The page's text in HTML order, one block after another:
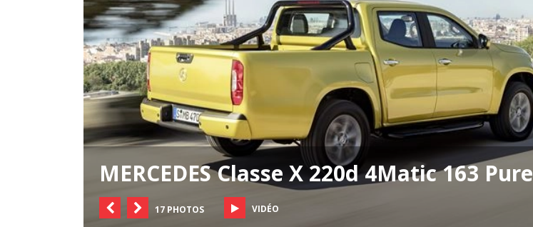
MERCEDES Classe X 220d 4Matic 163 Pure
17 PHOTOS VIDÉO